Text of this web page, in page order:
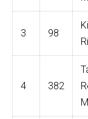
3 98
4 382